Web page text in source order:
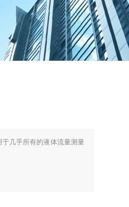
几乎所有的液体流量测量